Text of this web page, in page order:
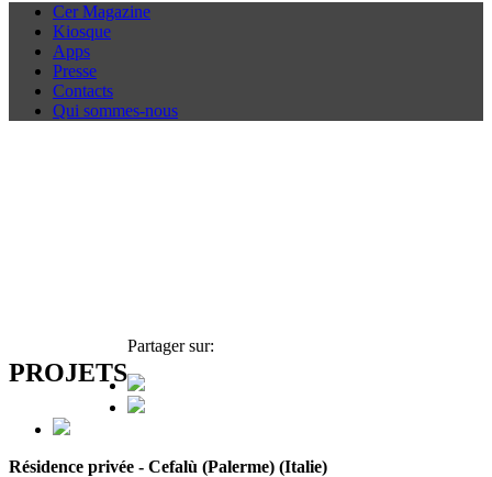
Cer Magazine
Kiosque
Apps
Presse
Contacts
Qui sommes-nous
PROJETS
Partager sur:
Résidence privée - Cefalù (Palerme) (Italie)